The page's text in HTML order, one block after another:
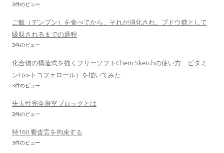
3件のビュー
ご飯（デンプン）を食べてから、それが消化され、ブドウ糖として
吸収されるまでの過程
3件のビュー
化合物の構造式を描くフリーソフトChem Sketchの使い方 ビタミ
ンE(α-トコフェロール）を描いてみた
3件のビュー
先天性完全房室ブロックとは
3件のビュー
特160 審査官を拘束する
3件のビュー